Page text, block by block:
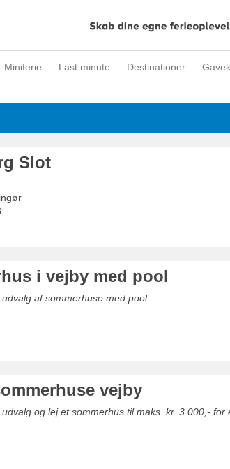
Miniferie Last minute Destinationer
Slot
i vejby med pool
af sommerhuse med pool
vejby
og lej et sommerhus til maks. kr. 3.000,- for